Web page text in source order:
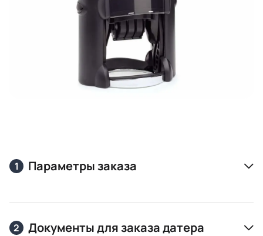
1 Параметры заказа
2 Документы для заказа датера